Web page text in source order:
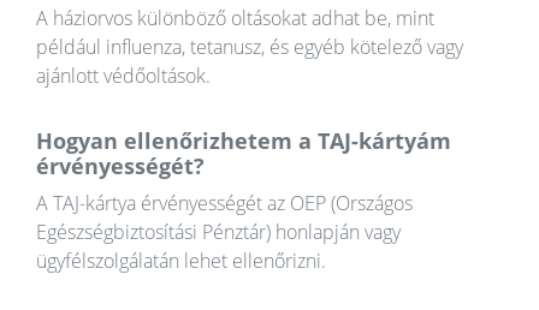
A háziorvos különböző oltásokat adhat be, mint
például influenza, tetanusz, és egyéb kötelező vagy
ajánlott védőoltások.
Hogyan ellenőrizhetem a TAJ-kártyám
érvényességét?
A TAJ-kártya érvényességét az OEP (Országos
Egészségbiztosítási Pénztár) honlapján vagy
ügyfélszolgálatán lehet ellenőrizni.